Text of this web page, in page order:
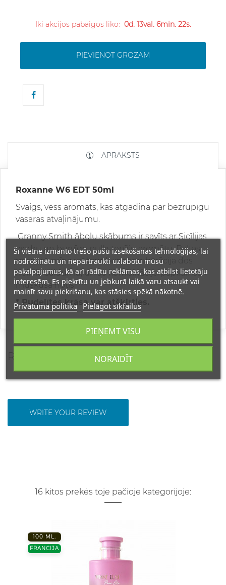
Iki akcijos pabaigos liko: 0d. 13val. 6min. 22s.
PIEVIENOT GROZAM
APRAKSTS
Roxanne W6 EDT 50ml
Svaigs, vēss aromāts, kas atgādina par bezrūpīgu
vasaras atvaļinājumu.
Granny Smith ābolu skābums ir savīts ar Sicīlijas
ciedru un burvīgo pulkstenīšu aromātu. Baltas
rozes, jasmīna un bambusa kombinācija dos
nelielu saldumu, un šo kombināciju papildinās
muskusa notis.
* Pudelītes krāsa var atšķirties.
WRITE YOUR REVIEW
16 kitos prekės toje pačioje kategorijoje:
100 ML.
FRANCIJA
Šī vietne izmanto trešo pušu izsekošanas tehnoloģijas, lai
nodrošinātu un nepārtraukti uzlabotu mūsu
pakalpojumus, kā arī rādītu reklāmas, kas atbilst lietotāju
interesēm. Es piekrītu un jebkurā laikā varu atsaukt vai
mainīt savu piekrišanu, kas stāsies spēkā nākotnē.
Privātuma politika Pielāgot sīkfailus
NORAIDĪT
PIEŅEMT VISU